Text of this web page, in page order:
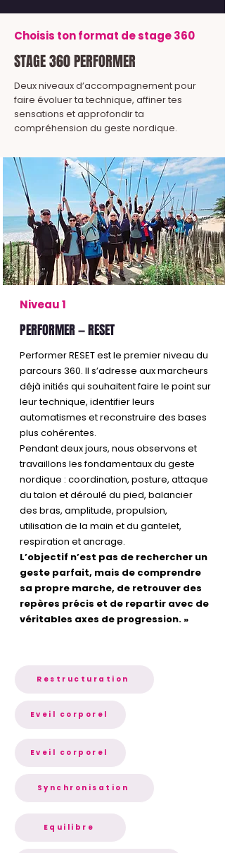
Choisis ton format de stage 360
STAGE 360 PERFORMER
Deux niveaux d’accompagnement pour
faire évoluer ta technique, affiner tes
sensations et approfondir ta
compréhension du geste nordique.
Niveau 1
PERFORMER — RESET
Performer RESET est le premier niveau du
parcours 360. Il s’adresse aux marcheurs
déjà initiés qui souhaitent faire le point sur
leur technique, identifier leurs
automatismes et reconstruire des bases
plus cohérentes.
Pendant deux jours, nous observons et
travaillons les fondamentaux du geste
nordique : coordination, posture, attaque
du talon et déroulé du pied, balancier
des bras, amplitude, propulsion,
utilisation de la main et du gantelet,
respiration et ancrage.
L’objectif n’est pas de rechercher un
geste parfait, mais de comprendre
sa propre marche, de retrouver des
repères précis et de repartir avec de
véritables axes de progression. »
Restructuration
Eveil corporel
Eveil corporel
Synchronisation
Equilibre